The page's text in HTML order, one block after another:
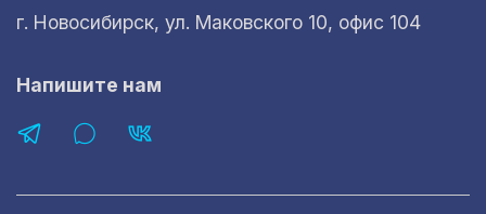
г. Новосибирск, ул. Маковского 10, офис 104
Напишите нам